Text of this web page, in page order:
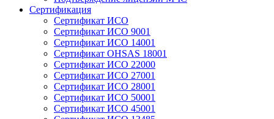
Сертификация
Сертификат ИСО
Сертификат ИСО 9001
Сертификат ИСО 14001
Сертификат OHSAS 18001
Сертификат ИСО 22000
Сертификат ИСО 27001
Сертификат ИСО 28001
Сертификат ИСО 50001
Сертификат ИСО 45001